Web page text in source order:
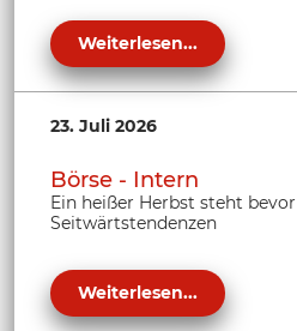
Weiterlesen...
23. Juli 2026
Börse - Intern
Ein heißer Herbst steht
Seitwärtstendenzen
Weiterlesen...